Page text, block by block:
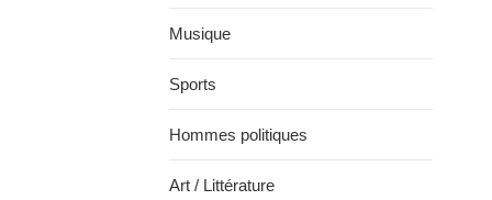
Musique
Sports
Hommes politiques
Art / Littérature